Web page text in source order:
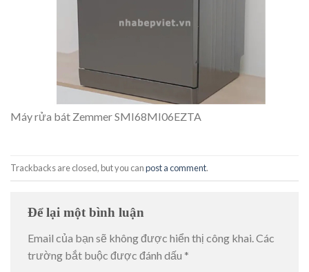
Máy rửa bát Zemmer SMI68MI06EZTA
Trackbacks are closed, but you canpost a comment.
Để lại một bình luận
Email của bạn sẽ không được hiển thị công khai.Các
trường bắt buộc được đánh dấu *